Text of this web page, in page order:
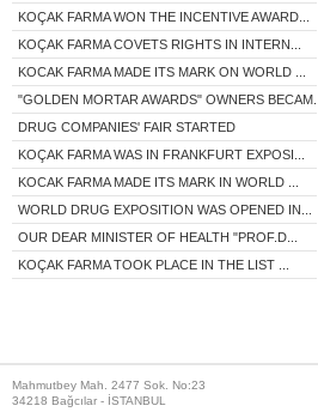
KOÇAK FARMA WON THE INCENTIVE AWARD...
KOÇAK FARMA COVETS RIGHTS IN INTERN...
KOCAK FARMA MADE ITS MARK ON WORLD ...
"GOLDEN MORTAR AWARDS" OWNERS BECAM...
DRUG COMPANIES' FAIR STARTED
KOÇAK FARMA WAS IN FRANKFURT EXPOSI...
KOCAK FARMA MADE ITS MARK IN WORLD ...
WORLD DRUG EXPOSITION WAS OPENED IN...
OUR DEAR MINISTER OF HEALTH "PROF.D...
KOÇAK FARMA TOOK PLACE IN THE LIST ...
Mahmutbey Mah. 2477 Sok. No:23
34218 Bağcılar - İSTANBUL